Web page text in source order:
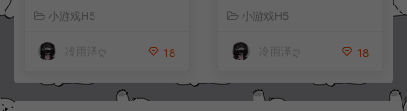
+解压即玩+简易安卓客户端
+详细搭建教程
小游戏H5
冷雨泽ღ 18
+解压即玩+简易安卓客户端
+详细搭建教程
小游戏H5
冷雨泽ღ 18